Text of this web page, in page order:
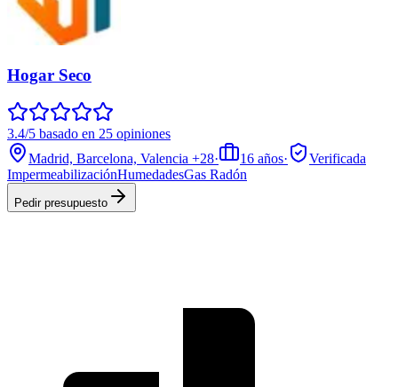
Hogar Seco
3.4/5 basado en 25 opiniones
Madrid, Barcelona, Valencia +28· 16 años·
Verificada
ImpermeabilizaciónHumedadesGas Radón
Pedir presupuesto